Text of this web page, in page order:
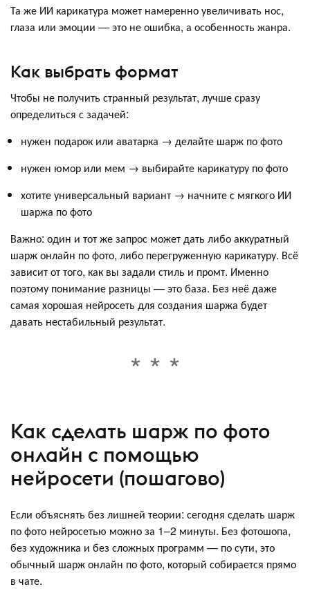
Та же ИИ карикатура может намеренно увеличивать нос,
глаза или эмоции — это не ошибка, а особенность жанра.
Как выбрать формат
Чтобы не получить странный результат, лучше сразу
определиться с задачей:
нужен подарок или аватарка → делайте шарж по фото
нужен юмор или мем → выбирайте карикатуру по фото
хотите универсальный вариант → начните с мягкого ИИ
шаржа по фото
Важно: один и тот же запрос может дать либо аккуратный
шарж онлайн по фото, либо перегруженную карикатуру. Всё
зависит от того, как вы задали стиль и промт. Именно
поэтому понимание разницы — это база. Без неё даже
самая хорошая нейросеть для создания шаржа будет
давать нестабильный результат.
Как сделать шарж по фото
онлайн с помощью
нейросети (пошагово)
Если объяснять без лишней теории: сегодня сделать шарж
по фото нейросетью можно за 1–2 минуты. Без фотошопа,
без художника и без сложных программ — по сути, это
обычный шарж онлайн по фото, который собирается прямо
в чате.